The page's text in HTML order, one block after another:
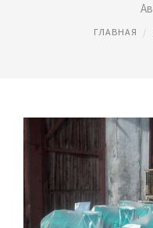
ГЛАВНАЯ